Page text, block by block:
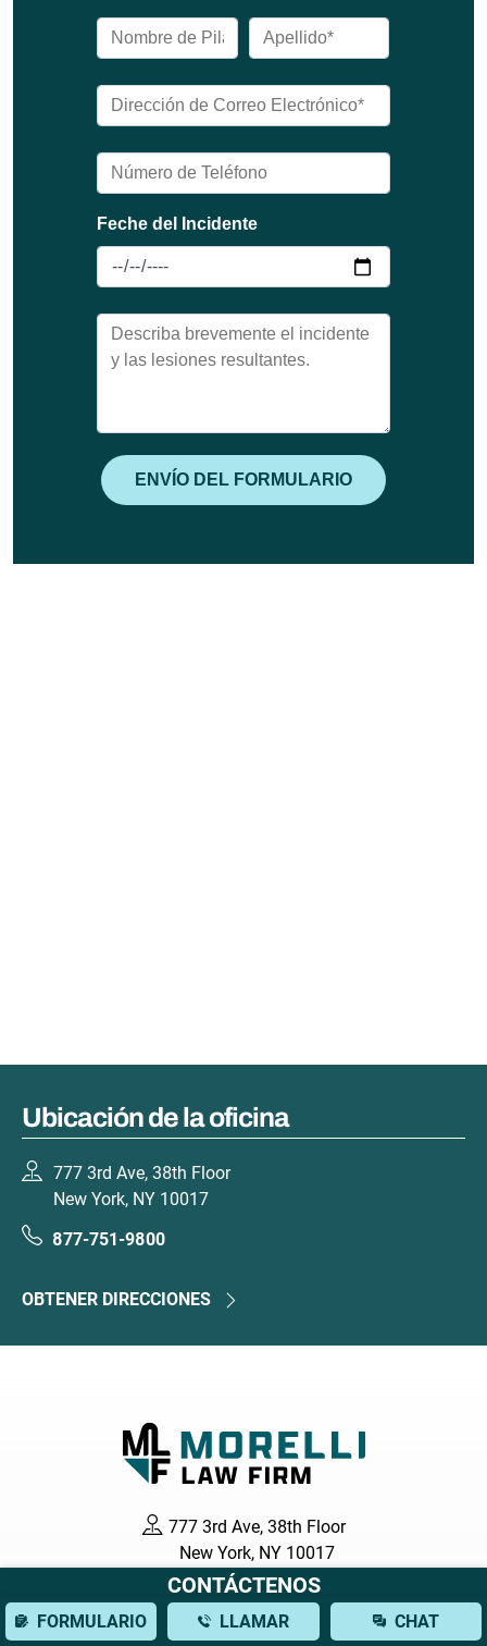
Ubicación de la oficina
777 3rd Ave, 38th Floor
New York, NY 10017
877-751-9800
OBTENER DIRECCIONES
777 3rd Ave, 38th Floor
New York, NY 10017
877-751-9800
CONTÁCTENOS
FORMULARIO LLAMAR CHAT